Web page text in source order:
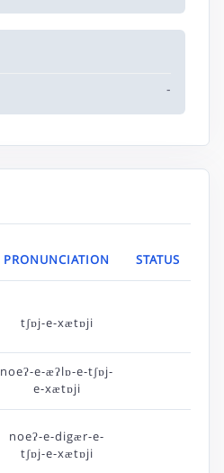
-
PRONUNCIATION STATUS
tʃɒj-e-xætɒji
noeʔ-e-æʔlɒ-e-tʃɒj-
e-xætɒji
noeʔ-e-digær-e-
tʃɒj-e-xætɒji